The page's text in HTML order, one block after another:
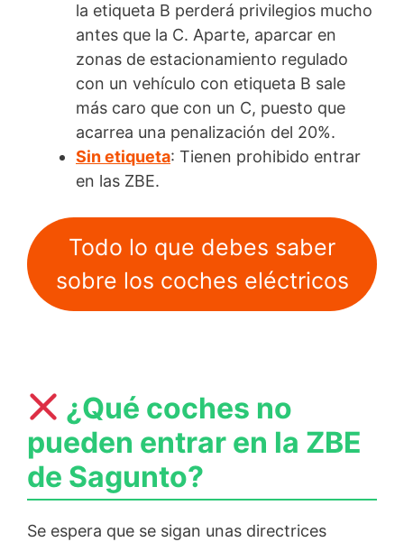
la etiqueta B perderá privilegios mucho
antes que la C. Aparte, aparcar en
zonas de estacionamiento regulado
con un vehículo con etiqueta B sale
más caro que con un C, puesto que
acarrea una penalización del 20%.
Sin etiqueta: Tienen prohibido entrar
en las ZBE.
Todo lo que debes saber
sobre los coches eléctricos
¿Qué coches no
pueden entrar en la ZBE
de Sagunto?
Se espera que se sigan unas directrices